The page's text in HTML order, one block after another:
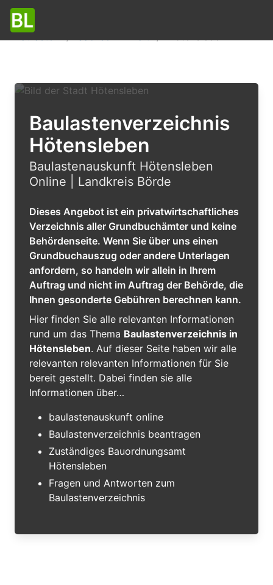
Baulastenverzeichnis
Hötensleben
Baulastenauskunft Hötensleben
Online | Landkreis Börde
Dieses Angebot ist ein privatwirtschaftliches
Verzeichnis aller Grundbuchämter und keine
Behördenseite. Wenn Sie über uns einen
Grundbuchauszug oder andere Unterlagen
anfordern, so handeln wir allein in Ihrem
Auftrag und nicht im Auftrag der Behörde, die
Ihnen gesonderte Gebühren berechnen kann.
Hier finden Sie alle relevanten Informationen
rund um das Thema Baulastenverzeichnis in
Hötensleben. Auf dieser Seite haben wir alle
relevanten relevanten Informationen für Sie
bereit gestellt. Dabei finden sie alle
Informationen über…
baulastenauskunft online
Baulastenverzeichnis beantragen
Zuständiges Bauordnungsamt
Hötensleben
Fragen und Antworten zum
Baulastenverzeichnis